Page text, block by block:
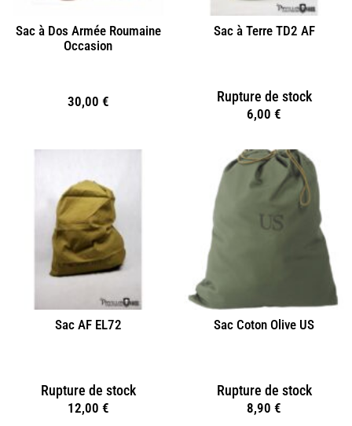
Sac à Dos Armée Roumaine
Occasion
30,00 €
Sac à Terre TD2 AF
Rupture de stock
6,00 €
Sac AF EL72
Rupture de stock
12,00 €
Sac Coton Olive US
Rupture de stock
8,90 €